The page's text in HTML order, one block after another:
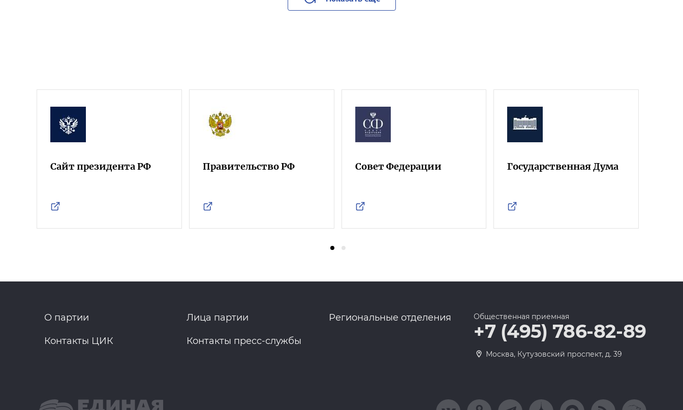
Сайт президента РФ Правительство РФ Совет Федерации Государственная Дума
О партии Лица партии Региональные отделения
Контакты ЦИК Контакты пресс-службы
Общественная приемная
+7 (495) 786-82-89
Москва, Кутузовский проспект, д. 39